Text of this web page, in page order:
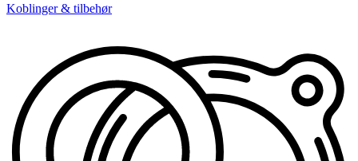
Koblinger & tilbehør